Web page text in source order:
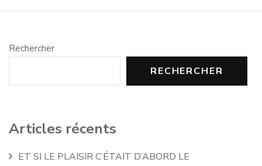
Rechercher
RECHERCHER
Articles récents
ET SI LE PLAISIR C’ÉTAIT D’ABORD LE